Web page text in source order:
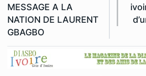
MESSAGE A LA
NATION DE LAURENT
GBAGBO